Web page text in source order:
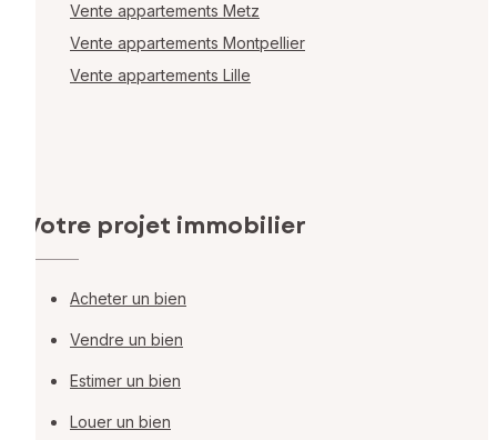
Vente appartements Metz
Vente appartements Montpellier
Vente appartements Lille
Votre projet immobilier
Acheter un bien
Vendre un bien
Estimer un bien
Louer un bien